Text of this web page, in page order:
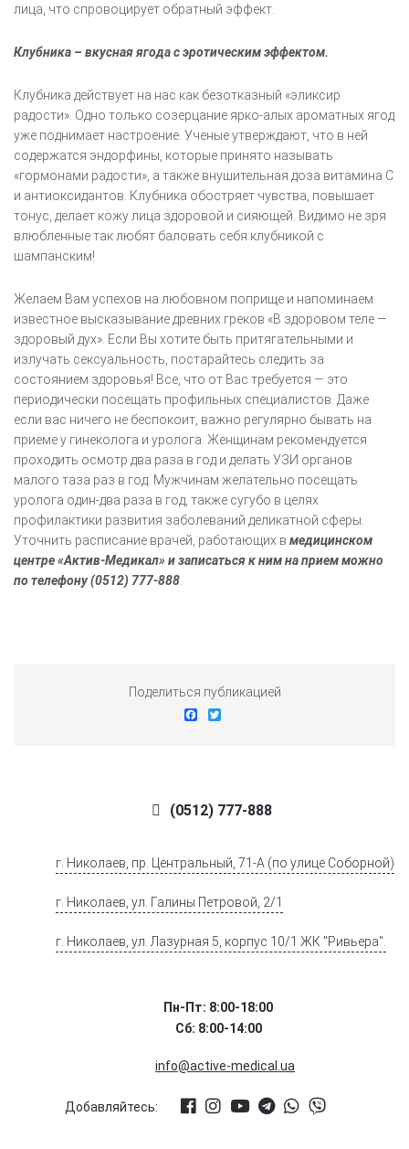
лица, что спровоцирует обратный эффект.
Клубника – вкусная ягода с эротическим эффектом.
Клубника действует на нас как безотказный «эликсир
радости». Одно только созерцание ярко-алых ароматных ягод
уже поднимает настроение. Ученые утверждают, что в ней
содержатся эндорфины, которые принято называть
«гормонами радости», а также внушительная доза витамина С
и антиоксидантов. Клубника обостряет чувства, повышает
тонус, делает кожу лица здоровой и сияющей. Видимо не зря
влюбленные так любят баловать себя клубникой с
шампанским!
Желаем Вам успехов на любовном поприще и напоминаем
известное высказывание древних греков «В здоровом теле —
здоровый дух». Если Вы хотите быть притягательными и
излучать сексуальность, постарайтесь следить за
состоянием здоровья! Все, что от Вас требуется — это
периодически посещать профильных специалистов. Даже
если вас ничего не беспокоит, важно регулярно бывать на
приеме у гинеколога и уролога. Женщинам рекомендуется
проходить осмотр два раза в год и делать УЗИ органов
малого таза раз в год. Мужчинам желательно посещать
уролога один-два раза в год, также сугубо в целях
профилактики развития заболеваний деликатной сферы.
Уточнить расписание врачей, работающих в медицинском
центре «Актив-Медикал» и записаться к ним на прием можно
по телефону (0512) 777-888
Поделиться публикацией
Facebook
(0512) 777-888
г. Николаев, пр. Центральный, 71-А (по улице Соборной)
г. Николаев, ул. Галины Петровой, 2/1
г. Николаев, ул. Лазурная 5, корпус 10/1 ЖК "Ривьера".
Пн-Пт: 8:00-18:00
Сб: 8:00-14:00
info@active-medical.ua
Добавляйтесь: